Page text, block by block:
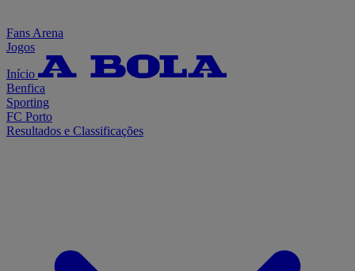
Fans Arena
Jogos
Início
Benfica
Sporting
FC Porto
Resultados e Classificações